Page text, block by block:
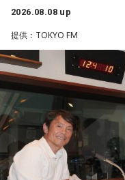
2026.08.08 up
提供：TOKYO FM